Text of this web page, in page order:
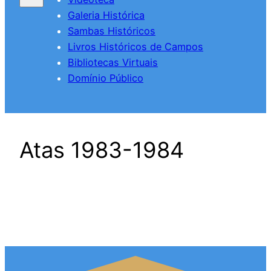
Galeria Histórica
Sambas Históricos
Livros Históricos de Campos
Bibliotecas Virtuais
Domínio Público
Atas 1983-1984